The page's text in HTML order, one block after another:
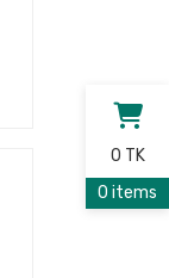
0 TK
0 items